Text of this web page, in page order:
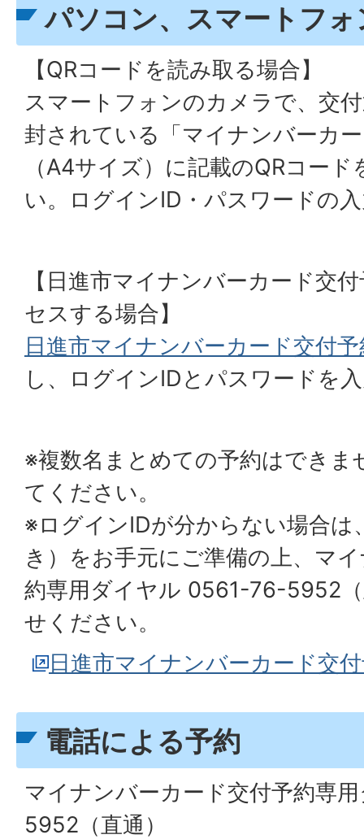
パソコン、スマートフ
【QRコードを読み取る場合】
スマートフォンのカメラで、交
封されている「マイナンバーカ
（A4サイズ）に記載のQRコー
い。ログインID・パスワードの
【日進市マイナンバーカード交
セスする場合】
日進市マイナンバーカード交付
し、ログインIDとパスワードを
※複数名まとめての予約はできま
てください。
※ログインIDが分からない場合は
き）をお手元にご準備の上、マ
約専用ダイヤル 0561-76-5952
せください。
日進市マイナンバーカード交
電話による予約
マイナンバーカード交付予約専
5952（直通）